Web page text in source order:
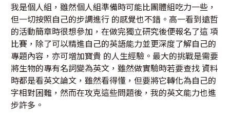
我是個人組，雖然個人組準備時可能比團體組吃力一些，
但一切按照自己的步調進行 的感覺也不錯。高一看到遠哲
的活動簡章時很想參加，在做完獨立研究後便報名了這 項
比賽，除了可以精進自己的英語能力並更深度了解自己的
專題內容，亦可增加寶貴 的人生經驗。最大的挑戰是需要
將生物的專有名詞變為英文，雖然做實驗時若要查找 資料
時都是看英文論文，雖然看得懂，但要將它轉化為自己的
字相對困難，然而在攻克這些問題後，我的英文能力也進
步許多。